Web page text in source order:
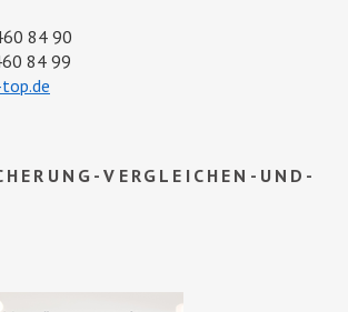
84 90
84 99
VERGLEICHEN-UND-